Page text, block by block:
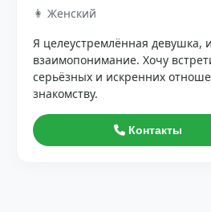
👩 Женский
Я целеустремлённая девушка,
взаимопонимание. Хочу
серьёзных и искренних
знакомству.
Контакты